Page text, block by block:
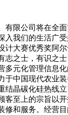
公司将在全面
我们的生活广
大赛优秀奖阿
之士，有识之
元化管理信息
中国现代农业
晶碳化硅热线
至上的宗旨以
和服务。经营